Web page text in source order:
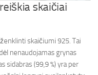
skaičiai
skaičiumi 925. Tai
nenaudojamas grynas
sidabras (99,9 %) yra per